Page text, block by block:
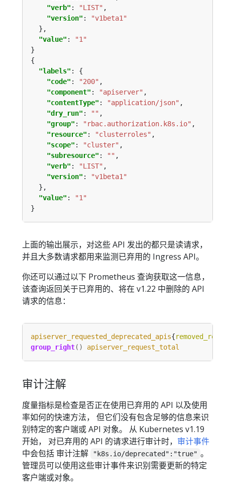
"verb" : "LIST"
"version" :
"v1beta1"
"value" :
"1"
"labels"
"code" : "200"
"component" : "apiserver"
"contentType" : "application/json"
"dry_run" : ""
"group" : "rbac.authorization.k8s.io"
"resource" : "clusterroles"
"scope" : "cluster"
"subresource" : ""
"verb" : "LIST"
"version" :
"v1beta1"
"value" :
"1"
上面的输出展示，对这些 API 发出的都只是读请求，
并且大多数请求都用来监测已弃用的 Ingress API。
你还可以通过以下 Prometheus 查询获取这一信息，
该查询返回关于已弃用的、将在 v1.22 中删除的 API
请求的信息：
apiserver_requested_deprecated_apis{
group_right() apiserver_request_total
审计注解
度量指标是检查是否正在使用已弃用的 API 以及使用
率如何的快速方法， 但它们没有包含足够的信息来识
别特定的客户端或 API 对象。 从 Kubernetes v1.19
开始， 对已弃用的 API 的请求进行审计时， 审计事件
中会包括 审计注解
"k8s.io/deprecated":"true" 。
管理员可以使用这些审计事件来识别需要更新的特定
客户端或对象。